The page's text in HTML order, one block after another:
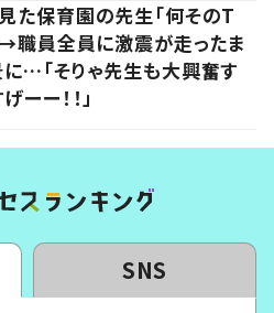
た保育園の先生「何そのT
→職員全員に激震が走ったま
…「そりゃ先生も大興奮す
ーー！！」
SNS